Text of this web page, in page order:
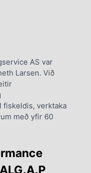
AS var
Larsen. Við
fiskeldis, verktaka
með yfir 60